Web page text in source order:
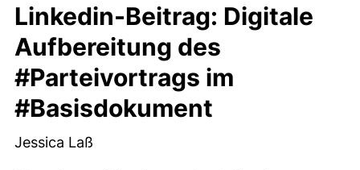
Linkedin-Beitrag: Digitale
Aufbereitung des
#Parteivortrags im
#Basisdokument
Jessica Laß